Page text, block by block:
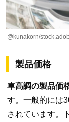
@kunakorn/
製品価格
車高調の製品価
す。一般的には
されています。